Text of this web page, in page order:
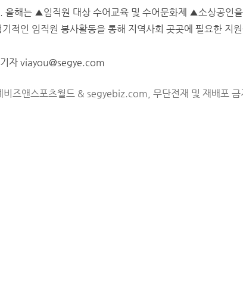
올해는 ▲임직원 대상 수어교육 및 수어문화제 ▲소상공인
기적인 임직원 봉사활동을 통해 지역사회 곳곳에 필요한 지
자 viayou@segye.com
즈앤스포츠월드 & segyebiz.com, 무단전재 및 재배포 금